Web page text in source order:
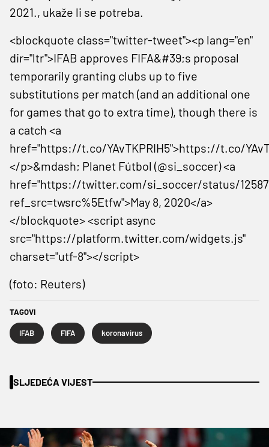
2021., ukaže li se potreba.
<blockquote class="twitter-tweet"><p lang="en"
dir="ltr">IFAB approves FIFA&#39;s proposal
temporarily granting clubs up to five
substitutions per match (and an additional one
for games that go to extra time), though there is
a catch <a
href="https://t.co/YAvTKPRIH5">https://t.co/
</p>&mdash; Planet Fútbol (@si_soccer) <a
href="https://twitter.com/si_soccer/status/
ref_src=twsrc%5Etfw">May 8, 2020</a>
</blockquote> <script async
src="https://platform.twitter.com/widgets.js"
charset="utf-8"></script>
(foto: Reuters)
TAGOVI
IFAB FIFA koronavirus
SLJEDEĆA VIJEST